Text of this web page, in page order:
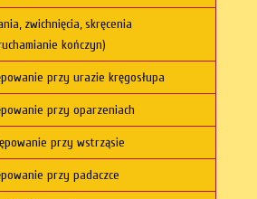
zwichnięcia, skręcenia
kończyn)
przy urazie kręgosłupa
przy oparzeniach
przy wstrząsie
przy padaczce